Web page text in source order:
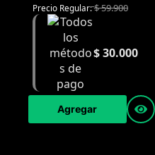
Precio Regular:$59.900
$30.000
Agregar